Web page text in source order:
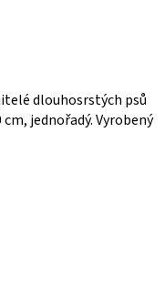
dlouhosrstých psů
jednořadý. Vyrobený